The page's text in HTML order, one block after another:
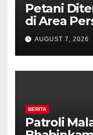
Petani
di Area
Polisi
Tanda
AUGUST 7, 2026
BERITA
Patroli